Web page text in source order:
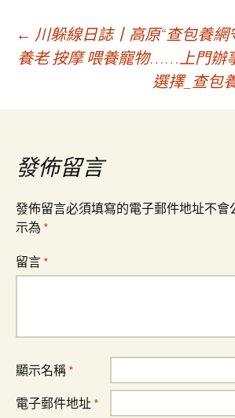
文
導
覽
← 川躲線日誌丨高原“查包養網
養老 按摩 喂養寵物……上門辦
選擇_查包
發佈留言
發佈留言必須填寫的電子郵件地址不會
示為 *
留言 *
顯示名稱 *
電子郵件地址 *